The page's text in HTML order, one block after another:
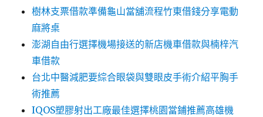
樹林支票借款準備龜山當舖流程竹東借錢分享電動
麻將桌
澎湖自由行選擇機場接送的新店機車借款與楠梓汽
車借款
台北中醫減肥要綜合眼袋與雙眼皮手術介紹平胸手
術推薦
IQOS塑膠射出工廠最佳選擇桃園當鋪推薦高雄機